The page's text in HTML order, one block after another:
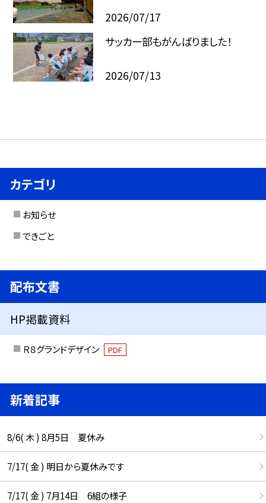
2026/07/17
サッカー部もがんばりました！
2026/07/13
カテゴリ
お知らせ
できごと
配布文書
HP掲載資料
Ｒ８グランドデザイン PDF
新着記事
8/6( 木 ) 8月5日 夏休み
7/17( 金 ) 明日から夏休みです
7/17( 金 ) 7月14日 6組の様子